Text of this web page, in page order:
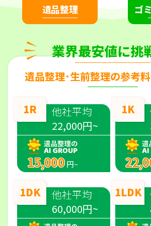
遺品整理 ゴ
業界最安値に挑
遺品整理･生前整理の参考
1R
他社平均
22,000円~
15,000 円~
1DK
他社平均
60,000円~
1K
1LDK